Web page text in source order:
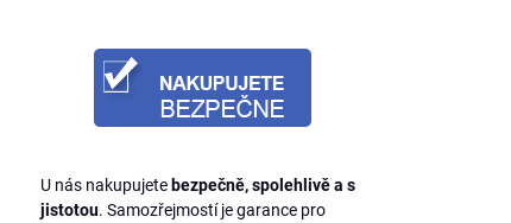
U nás nakupujete bezpečně, spolehlivě a s
jistotou. Samozřejmostí je garance pro